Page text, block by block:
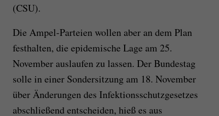
(CSU).
Die Ampel-Parteien wollen aber an dem Plan
festhalten, die epidemische Lage am 25.
November auslaufen zu lassen. Der Bundestag
solle in einer Sondersitzung am 18. November
über Änderungen des Infektionsschutzgesetzes
abschließend entscheiden, hieß es aus